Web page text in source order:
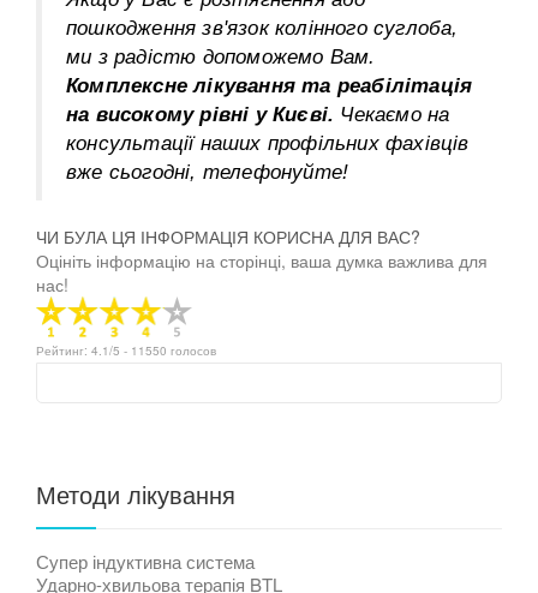
пошкодження зв'язок колінного суглоба,
ми з радістю допоможемо Вам.
Комплексне лікування та реабілітація
на високому рівні у Києві. Чекаємо на
консультації наших профільних фахівців
вже сьогодні, телефонуйте!
ЧИ БУЛА ЦЯ ІНФОРМАЦІЯ КОРИСНА ДЛЯ ВАС?
Оцініть інформацію на сторінці, ваша думка важлива для
нас!
Рейтинг: 4.1/5 - 11550 голосов
Методи лікування
Супер індуктивна система
Ударно-хвильова терапія BTL